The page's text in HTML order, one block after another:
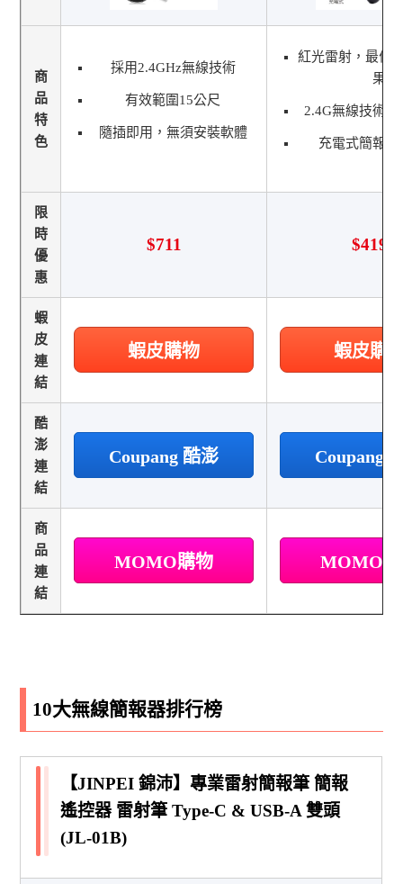
商
品
特
色
採用2.4GHz無線技術
有效範圍15公尺
隨插即用，無須安裝軟體
紅光雷射，最佳
果
2.4G無線技術
充電式簡報筆
限
時
優
惠
$711 $419
蝦
皮
連
結
蝦皮購物 蝦皮購
酷
澎
連
結
Coupang 酷澎 Coupang
商
品
連
結
MOMO購物 MOMO
10大無線簡報器排行榜
【JINPEI 錦沛】專業雷射簡報筆 簡報
遙控器 雷射筆 Type-C & USB-A 雙頭
(JL-01B)